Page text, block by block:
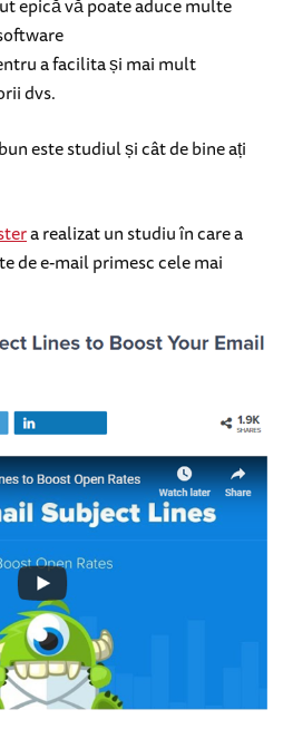
epică vă poate aduce multe
a facilita și mai mult
dvs.
este studiul și cât de bine ați
a realizat un studiu în care a
de e-mail primesc cele mai